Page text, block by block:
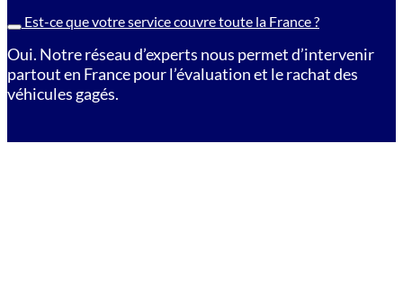
Est-ce que votre service couvre toute la France ?
Oui. Notre réseau d’experts nous permet d’intervenir
partout en France pour l’évaluation et le rachat des
véhicules gagés.